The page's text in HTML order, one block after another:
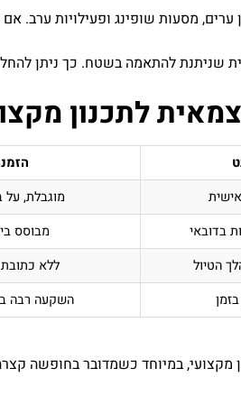
ערים, מסעות שופינג ופעילויות ערב.
שניתנת להתאמה בשטח. כך ניתן
לתכנון
מוגבלת, על
בדובאי
מבוסס
הטיול
ללא
השקעה רבה
במיוחד כשמדובר בחופשה